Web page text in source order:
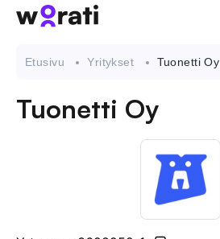
Etusivu Yritykset Tuonetti Oy
Tuonetti Oy